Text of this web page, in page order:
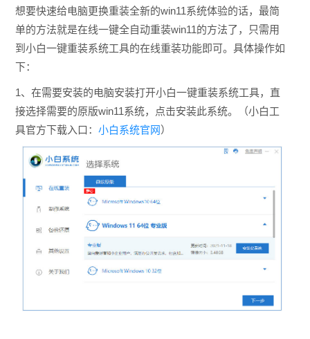
想要快速给电脑更换重装全新的win11系统体验的话，最简
单的方法就是在线一键全自动重装win11的方法了，只需用
到小白一键重装系统工具的在线重装功能即可。具体操作如
下：
1、在需要安装的电脑安装打开小白一键重装系统工具，直
接选择需要的原版win11系统，点击安装此系统。（小白工
具官方下载入口： 小白系统官网）